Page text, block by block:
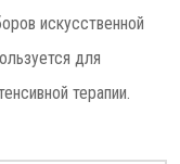
искусственной
для
терапии.